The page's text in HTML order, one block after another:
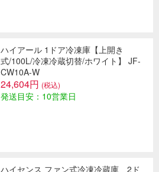
ハイアール 1ドア冷凍庫【上開き
式/100L/冷凍冷蔵切替/ホワイト】 JF-
CW10A-W
24,604円 (税込)
発送目安：10営業日
ハイセンス ファン式冷凍冷蔵庫 2ド